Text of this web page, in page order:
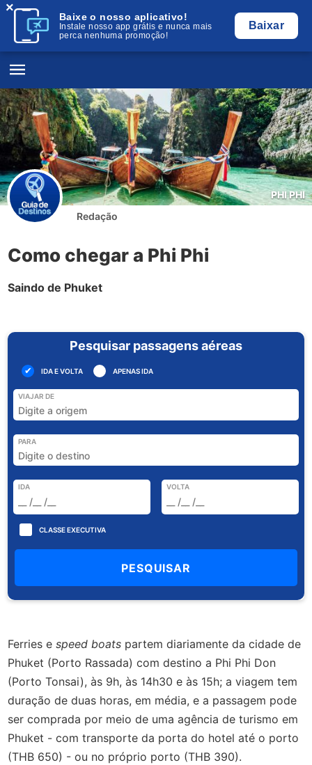
Baixe o nosso aplicativo!
Instale nosso app grátis e nunca mais
perca nenhuma promoção!
Baixar
×
PHI PHI
Redação
Como chegar a Phi Phi
Saindo de Phuket
Pesquisar passagens aéreas
IDA E VOLTA APENAS IDA
VIAJAR DE
PARA
IDA VOLTA
CLASSE EXECUTIVA
Ferries espeed boats partem diariamente da cidade de
Phuket (Porto Rassada) com destino a Phi Phi Don
(Porto Tonsai), às 9h, às 14h30 e às 15h; a viagem tem
duração de duas horas, em média, e a passagem pode
ser comprada por meio de uma agência de turismo em
Phuket - com transporte da porta do hotel até o porto
(THB 650) - ou no próprio porto (THB 390).